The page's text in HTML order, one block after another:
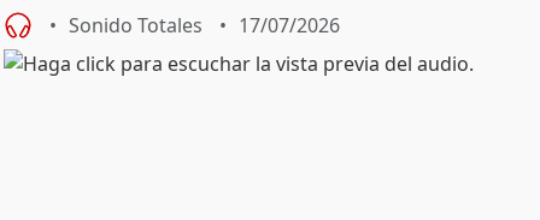
Sonido Totales 17/07/2026